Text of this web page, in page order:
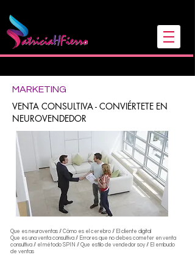
MARKETING
VENTA CONSULTIVA - CONVIÉRTETE EN
NEUROVENDEDOR
Que es neuroventas // Cómo es el cerebro // El cliente digital
Que es una venta consultiva // Errores que no debes cometer en venta
consultiva // el método SPIN // Que estilo de vendedor soy // El embudo
de ventas